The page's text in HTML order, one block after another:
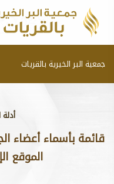
جمعية البر الخيرية بالقريات
قائمة بأسماء أعضاء
الموقع